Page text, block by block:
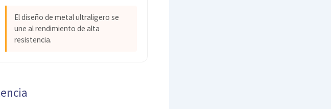
El diseño de metal ultraligero se
une al rendimiento de alta
resistencia.